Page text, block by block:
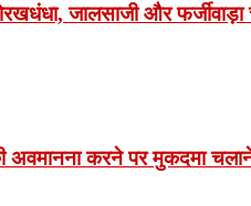
जालसाजी और फर्जीवाड़ा
अवमानना करने पर मुकदमा